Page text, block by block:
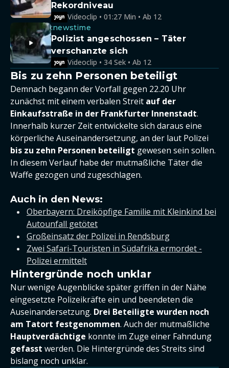
Rekordniveau
Videoclip • 01:27 Min • Ab 12
:newstime
Polizist angeschossen – Täter
verschanzte sich
Videoclip • 34 Sek • Ab 12
Bis zu zehn Personen beteiligt
Demnach begann der Vorfall gegen 22.20 Uhr
zunächst mit einem verbalen Streit auf der
Einkaufsstraße in der Frankfurter Innenstadt.
Innerhalb kurzer Zeit entwickelte sich daraus eine
körperliche Auseinandersetzung, an der laut Polizei
bis zu zehn Personen beteiligt gewesen sein sollen.
In diesem Verlauf habe der mutmaßliche Täter die
Waffe gezogen und zugeschlagen.
Auch in den News:
Oberbayern: Dreiköpfige Familie mit Kleinkind bei
Autounfall getötet
Großeinsatz der Polizei in Rendsburg
Zwei Safari-Touristen in Südafrika ermordet -
Polizei ermittelt
Hintergründe noch unklar
Nur wenige Augenblicke später griffen in der Nähe
eingesetzte Polizeikräfte ein und beendeten die
Auseinandersetzung. Drei Beteiligte wurden noch
am Tatort festgenommen. Auch der mutmaßliche
Hauptverdächtige konnte im Zuge einer Fahndung
gefasst werden. Die Hintergründe des Streits sind
bislang noch unklar.